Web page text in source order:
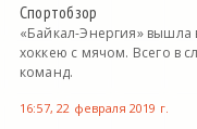
Спортобзор
«Байкал-Энергия»
хоккею с мячом. Всего в
команд.
16:57, 22 февраля 2019 г.